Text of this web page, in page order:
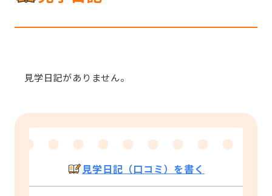
見学日記がありません。
見学日記（口コミ）を書く